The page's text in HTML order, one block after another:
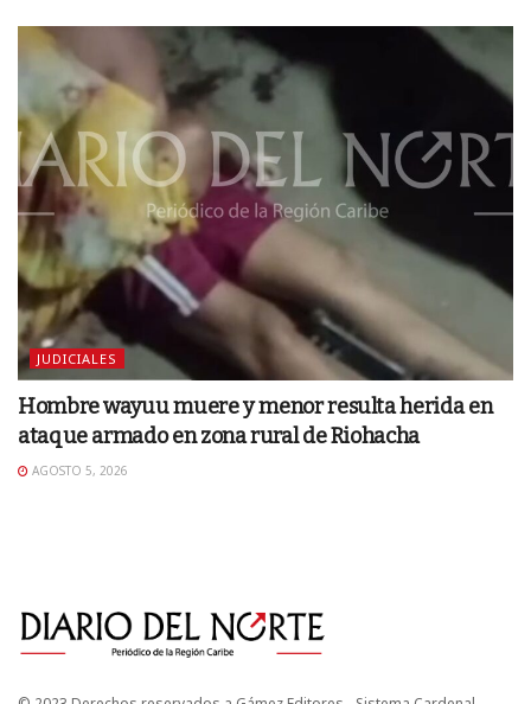
JUDICIALES
Hombre wayuu muere y menor resulta herida en
ataque armado en zona rural de Riohacha
AGOSTO 5, 2026